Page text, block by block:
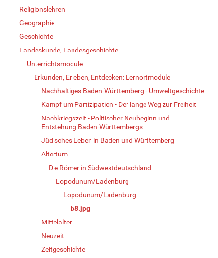
Religionslehren
Geographie
Geschichte
Landeskunde, Landesgeschichte
Unterrichtsmodule
Erkunden, Erleben, Entdecken: Lernortmodule
Nachhaltiges Baden-Württemberg - Umweltgeschichte
Kampf um Partizipation - Der lange Weg zur Freiheit
Nachkriegszeit - Politischer Neubeginn und
Entstehung Baden-Württembergs
Jüdisches Leben in Baden und Württemberg
Altertum
Die Römer in Südwestdeutschland
Lopodunum/Ladenburg
Lopodunum/Ladenburg
b8.jpg
Mittelalter
Neuzeit
Zeitgeschichte